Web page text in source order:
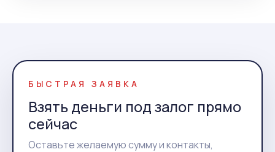
БЫСТРАЯ ЗАЯВКА
Взять деньги под залог прямо
сейчас
Оставьте желаемую сумму и контакты,